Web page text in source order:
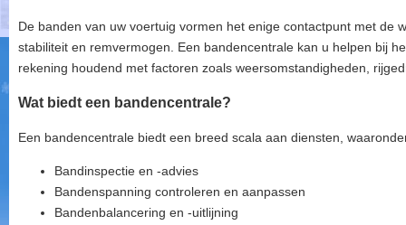
De banden van uw voertuig vormen het enige contactpunt met de
stabiliteit en remvermogen. Een bandencentrale kan u helpen bij
rekening houdend met factoren zoals weersomstandigheden,
Wat biedt een bandencentrale?
Een bandencentrale biedt een breed scala aan diensten,
Bandinspectie en -advies
Bandenspanning controleren en aanpassen
Bandenbalancering en -uitlijning